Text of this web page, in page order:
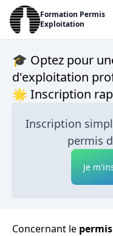
Formation Permis
Exploitation
🎓 Optez pour
d'exploitation
🌟 Inscription
Inscription
permis
Je
Concernant le